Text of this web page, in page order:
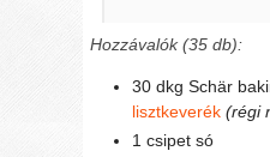
Hozzávalók (35 db):
30 dkg Schär
lisztkeverék (régi
1 csipet só